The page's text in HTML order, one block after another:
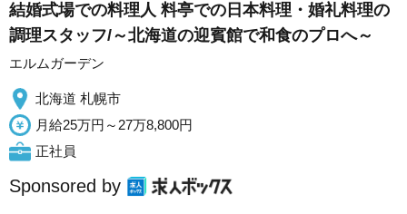
結婚式場での料理人 料亭での日本料理・婚礼料理の
調理スタッフ/～北海道の迎賓館で和食のプロへ～
エルムガーデン
北海道 札幌市
月給25万円～27万8,800円
正社員
Sponsored by